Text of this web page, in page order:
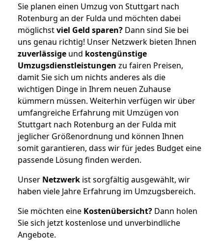
Sie planen einen Umzug von Stuttgart nach
Rotenburg an der Fulda und möchten dabei
möglichstviel Geld sparen? Dann sind Sie bei
uns genau richtig! Unser Netzwerk bieten Ihnen
zuverlässige und kostengünstige
Umzugsdienstleistungen zu fairen Preisen,
damit Sie sich um nichts anderes als die
wichtigen Dinge in Ihrem neuen Zuhause
kümmern müssen. Weiterhin verfügen wir über
umfangreiche Erfahrung mit Umzügen von
Stuttgart nach Rotenburg an der Fulda mit
jeglicher Größenordnung und können Ihnen
somit garantieren, dass wir für jedes Budget eine
passende Lösung finden werden.
Unser Netzwerk ist sorgfältig ausgewählt, wir
haben viele Jahre Erfahrung im Umzugsbereich.
Sie möchten eine Kostenübersicht? Dann holen
Sie sich jetzt kostenlose und unverbindliche
Angebote.